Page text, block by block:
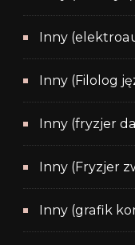
Inny
Inny (Filolog
Inny (fryzjer
Inny (Fryzjer
Inny (grafik